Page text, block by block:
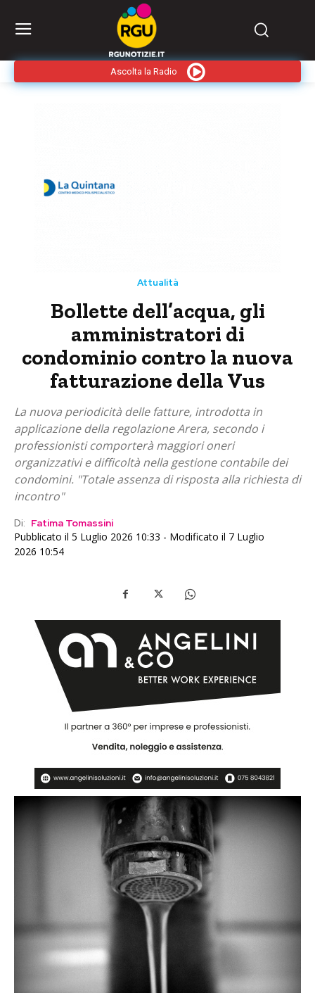
Ascolta la Radio
Attualità
Bollette dell’acqua, gli
amministratori di
condominio contro la nuova
fatturazione della Vus
La nuova periodicità delle fatture, introdotta in
applicazione della regolazione Arera, secondo i
professionisti comporterà maggiori oneri
organizzativi e difficoltà nella gestione contabile dei
condomini. "Totale assenza di risposta alla richiesta di
incontro"
Di: Fatima Tomassini
Pubblicato il 5 Luglio 2026 10:33 - Modificato il 7 Luglio
2026 10:54